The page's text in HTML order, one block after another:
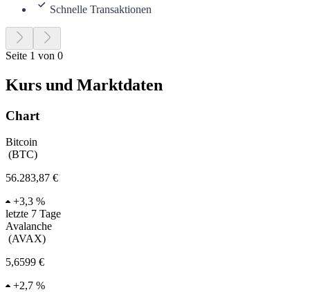
Schnelle Transaktionen
Seite 1 von 0
Kurs und Marktdaten
Chart
Bitcoin
(BTC)
56.283,87 €
+3,3 %
letzte 7 Tage
Avalanche
(AVAX)
5,6599 €
+2,7 %